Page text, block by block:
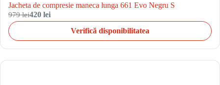
Jacheta de compresie maneca lunga 661 Evo Negru S
979 lei420 lei
Verifică disponibilitatea